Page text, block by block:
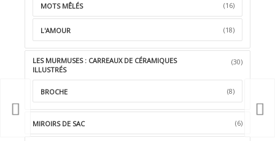
MOTS MÊLÉS (16)
L'AMOUR (18)
LES MURMUSES : CARREAUX DE CÉRAMIQUES
ILLUSTRÉS
(30)
BROCHE (8)
MIROIRS DE SAC (6)